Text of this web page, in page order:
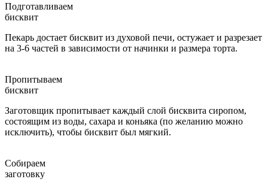
Подготавливаем
бисквит
Пекарь достает бисквит из духовой печи, остужает и разрезает
на 3-6 частей в зависимости от начинки и размера торта.
Пропитываем
бисквит
Заготовщик пропитывает каждый слой бисквита сиропом,
состоящим из воды, сахара и коньяка (по желанию можно
исключить), чтобы бисквит был мягкий.
Собираем
заготовку